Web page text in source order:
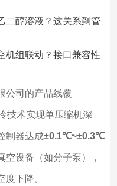
二醇溶液？这关系到管
机组联动？接口兼容性
公司的产品线覆
技术实现单压缩机深
制器达成±0.1℃~±0.3℃
设备（如分子泵），
下降。